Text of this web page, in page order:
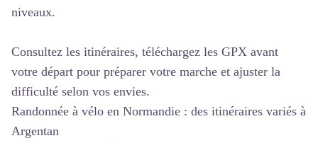
niveaux.
Consultez les itinéraires, téléchargez les GPX avant
votre départ pour préparer votre marche et ajuster la
difficulté selon vos envies.
Randonnée à vélo en Normandie : des itinéraires variés à
Argentan